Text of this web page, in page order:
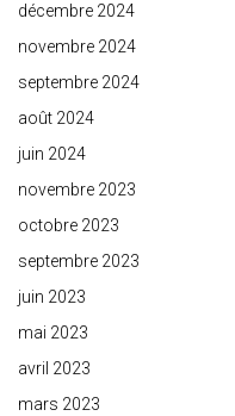
décembre 2024
novembre 2024
septembre 2024
août 2024
juin 2024
novembre 2023
octobre 2023
septembre 2023
juin 2023
mai 2023
avril 2023
mars 2023